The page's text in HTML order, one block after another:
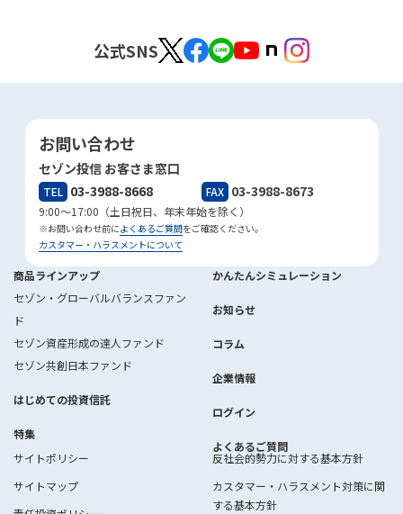
公式SNS
お問い合わせ
セゾン投信 お客さま窓口
TEL 03-3988-8668 FAX 03-3988-8673
9:00～17:00（土日祝日、年末年始を除く）
※お問い合わせ前によくあるご質問をご確認ください。
カスタマー・ハラスメントについて
商品ラインアップ
セゾン・グローバルバランスファン
ド
セゾン資産形成の達人ファンド
セゾン共創日本ファンド
はじめての投資信託
特集
かんたんシミュレーション
お知らせ
コラム
企業情報
ログイン
よくあるご質問
サイトポリシー
サイトマップ
反社会的勢力に対する基本方針
カスタマー・ハラスメント対策に関
する基本方針